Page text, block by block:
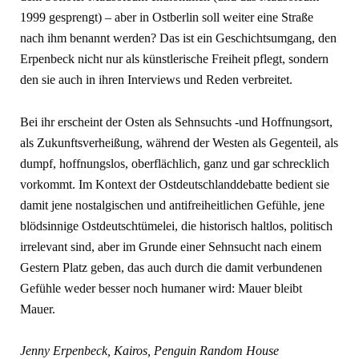
1999 gesprengt) – aber in Ostberlin soll weiter eine Straße
nach ihm benannt werden? Das ist ein Geschichtsumgang, den
Erpenbeck nicht nur als künstlerische Freiheit pflegt, sondern
den sie auch in ihren Interviews und Reden verbreitet.
Bei ihr erscheint der Osten als Sehnsuchts -und Hoffnungsort,
als Zukunftsverheißung, während der Westen als Gegenteil, als
dumpf, hoffnungslos, oberflächlich, ganz und gar schrecklich
vorkommt. Im Kontext der Ostdeutschlanddebatte bedient sie
damit jene nostalgischen und antifreiheitlichen Gefühle, jene
blödsinnige Ostdeutschtümelei, die historisch haltlos, politisch
irrelevant sind, aber im Grunde einer Sehnsucht nach einem
Gestern Platz geben, das auch durch die damit verbundenen
Gefühle weder besser noch humaner wird: Mauer bleibt
Mauer.
Jenny Erpenbeck, Kairos, Penguin Random House